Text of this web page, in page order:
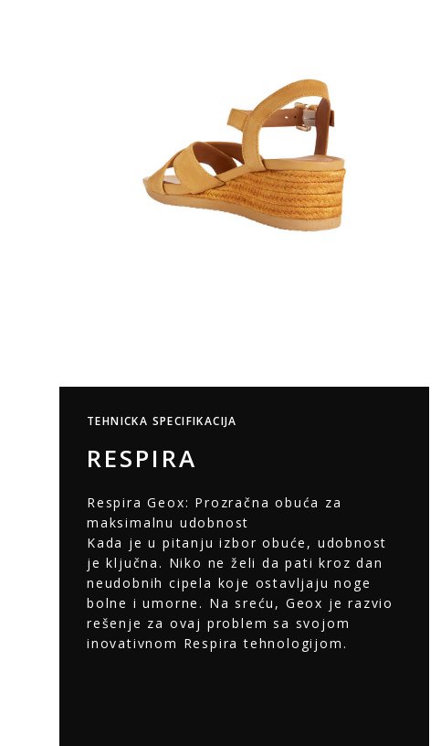
TEHNICKA SPECIFIKACIJA
RESPIRA
Respira Geox: Prozračna obuća za
maksimalnu udobnost
Kada je u pitanju izbor obuće, udobnost
je ključna. Niko ne želi da pati kroz dan
neudobnih cipela koje ostavljaju noge
bolne i umorne. Na sreću, Geox je razvio
rešenje za ovaj problem sa svojom
inovativnom Respira tehnologijom.